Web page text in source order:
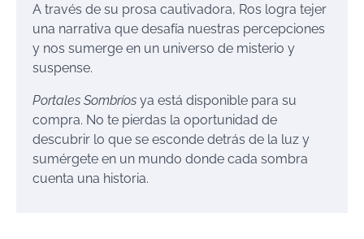
A través de su prosa cautivadora, Ros logra tejer
una narrativa que desafía nuestras percepciones
y nos sumerge en un universo de misterio y
suspense.
Portales Sombríos ya está disponible para su
compra. No te pierdas la oportunidad de
descubrir lo que se esconde detrás de la luz y
sumérgete en un mundo donde cada sombra
cuenta una historia.